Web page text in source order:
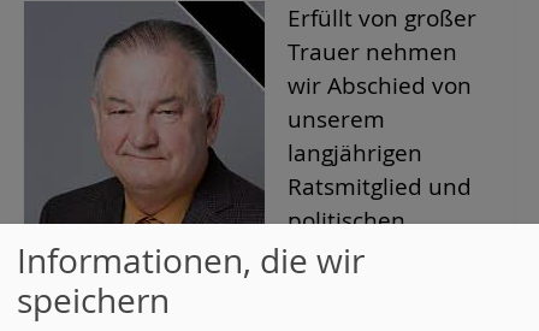
Erfüllt von großer
Trauer nehmen
wir Abschied von
unserem
langjährigen
Ratsmitglied und
politischen
Weggefährten
Informationen, die wir
speichern